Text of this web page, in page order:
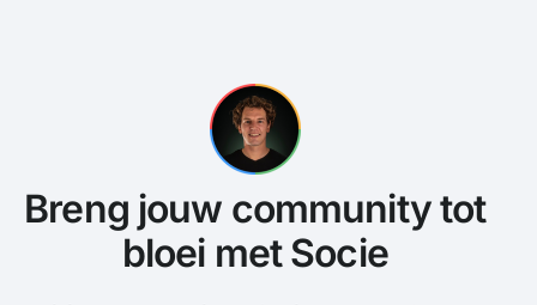
Breng jouw community tot
bloei met Socie